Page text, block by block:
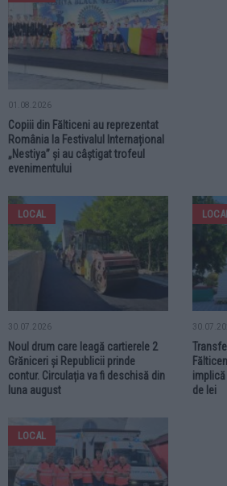
01.08.2026
Copiii din Fălticeni au reprezentat
România la Festivalul Internațional
„Nestiya” și au câștigat trofeul
evenimentului
LOCAL
30.07.2026
Noul drum care leagă cartierele 2
Grăniceri și Republicii prinde
contur. Circulația va fi deschisă din
luna august
de lei
LOCAL